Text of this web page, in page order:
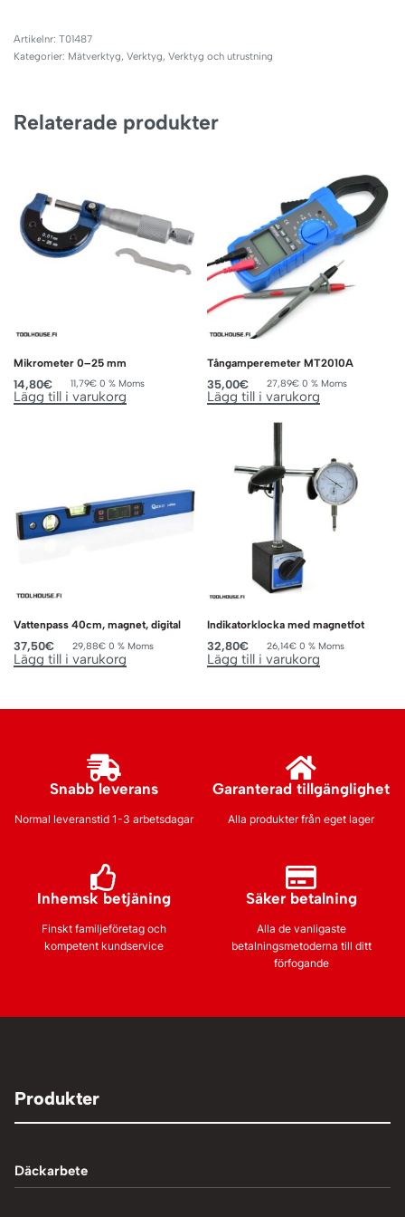
T01487
Kategorier: Mätverktyg, Verktyg, Verktyg och utrustning
Relaterade produkter
Mikrometer 0–25 mm
14,80€ 11,79€ 0 % Moms
Lägg till i varukorg
Tångamperemeter MT2010A
35,00€ 27,89€ 0 % Moms
Lägg till i varukorg
Vattenpass 40cm, magnet, digital
37,50€ 29,88€ 0 % Moms
Lägg till i varukorg
Indikatorklocka med magnetfot
32,80€ 26,14€ 0 % Moms
Lägg till i varukorg
Snabb leverans
Normal leveranstid 1-3 arbetsdagar
Garanterad tillgänglighet
Alla produkter från eget lager
Inhemsk betjäning
Finskt familjeföretag och
kompetent kundservice
Säker betalning
Alla de vanligaste
betalningsmetoderna till ditt
förfogande
Produkter
Däckarbete